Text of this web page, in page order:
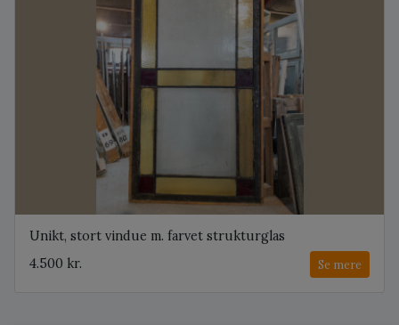
Unikt, stort vindue m. farvet strukturglas
4.500 kr.
Se mere